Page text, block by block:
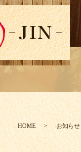
HOME お知らせ